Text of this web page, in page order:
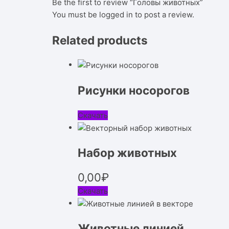
Be the first to review “Головы животных”
You must be logged in to post a review.
Related products
Рисунки носорогов
Скачать
Набор животных
0,00₽
Скачать